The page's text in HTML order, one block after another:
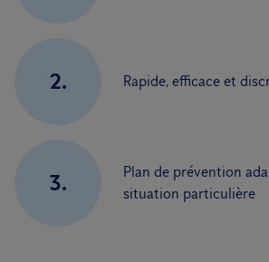
2. Rapide, efficace et
3.
Plan de prévention
situation particulière